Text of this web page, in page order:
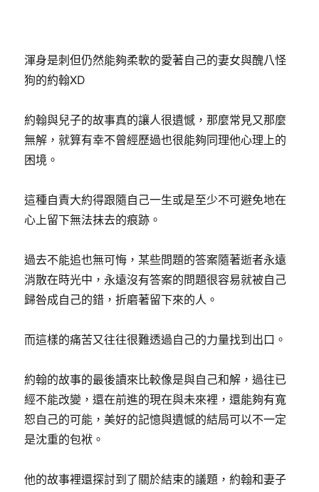
渾身是刺但仍然能夠柔軟的愛著自己的妻女與醜八怪
狗的約翰XD
約翰與兒子的故事真的讓人很遺憾，那麼常見又那麼
無解，就算有幸不曾經歷過也很能夠同理他心理上的
困境。
這種自責大約得跟隨自己一生或是至少不可避免地在
心上留下無法抹去的痕跡。
過去不能追也無可悔，某些問題的答案隨著逝者永遠
消散在時光中，永遠沒有答案的問題很容易就被自己
歸咎成自己的錯，折磨著留下來的人。
而這樣的痛苦又往往很難透過自己的力量找到出口。
約翰的故事的最後讀來比較像是與自己和解，過往已
經不能改變，還在前進的現在與未來裡，還能夠有寬
恕自己的可能，美好的記憶與遺憾的結局可以不一定
是沈重的包袱。
他的故事裡還探討到了關於結束的議題，約翰和妻子